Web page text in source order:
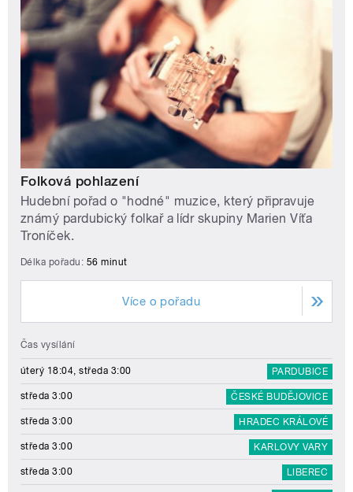
Folková pohlazení
Hudební pořad o "hodné" muzice, který připravuje
známý pardubický folkař a lídr skupiny Marien Víťa
Troníček.
Délka pořadu: 56 minut
Více o pořadu
Čas vysílání
úterý 18:04, středa 3:00 PARDUBICE
středa 3:00 ČESKÉ BUDĚJOVICE
středa 3:00 HRADEC KRÁLOVÉ
středa 3:00 KARLOVY VARY
středa 3:00 LIBEREC